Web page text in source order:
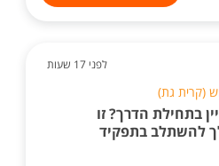
לפני 17 שעות
(קרית גת)
בתחילת הדרך? זו
להשתלב בתפקיד